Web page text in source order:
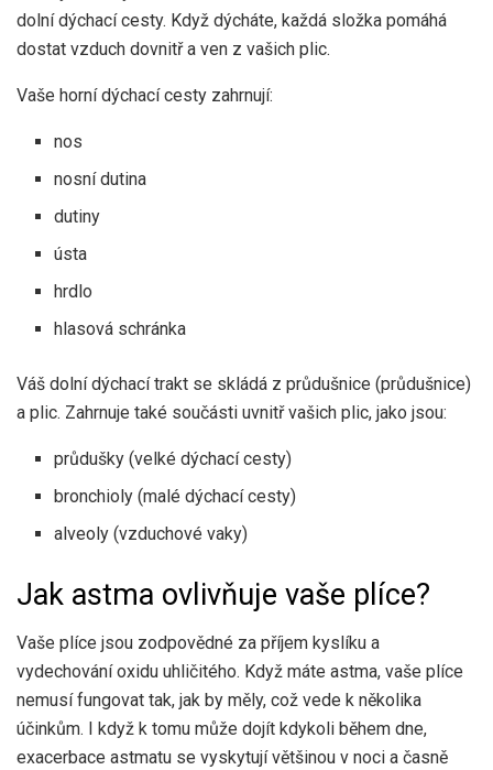
dolní dýchací cesty. Když dýcháte, každá složka pomáhá
dostat vzduch dovnitř a ven z vašich plic.
Vaše horní dýchací cesty zahrnují:
nos
nosní dutina
dutiny
ústa
hrdlo
hlasová schránka
Váš dolní dýchací trakt se skládá z průdušnice (průdušnice)
a plic. Zahrnuje také součásti uvnitř vašich plic, jako jsou:
průdušky (velké dýchací cesty)
bronchioly (malé dýchací cesty)
alveoly (vzduchové vaky)
Jak astma ovlivňuje vaše plíce?
Vaše plíce jsou zodpovědné za příjem kyslíku a
vydechování oxidu uhličitého. Když máte astma, vaše plíce
nemusí fungovat tak, jak by měly, což vede k několika
účinkům. I když k tomu může dojít kdykoli během dne,
exacerbace astmatu se vyskytují většinou v noci a časně